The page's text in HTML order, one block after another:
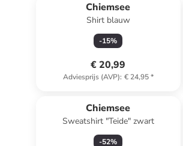
Chiemsee
Shirt blauw
-15%
€ 20,99
Adviesprijs (AVP): € 24,95*
Chiemsee
Sweatshirt "Teide" zwart
-52%